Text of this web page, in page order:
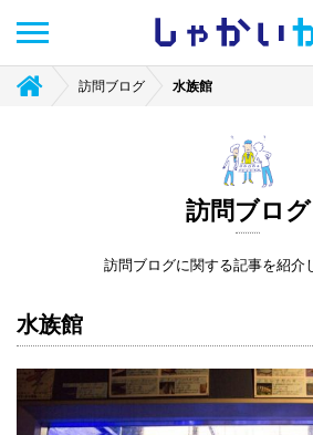
しゃかい
訪問ブログ 水族館
訪問ブログ
訪問ブログに関する記事を紹介
水族館